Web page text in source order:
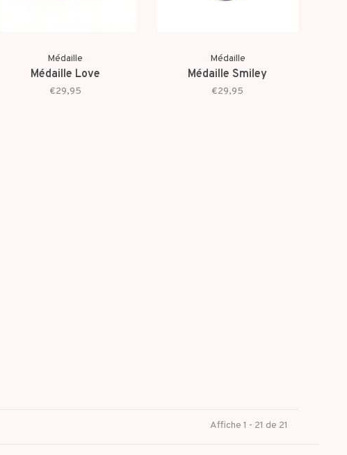
Médaille
Médaille Love
€29,95
Médaille
Médaille Smiley
€29,95
Affiche 1 - 21 de 21